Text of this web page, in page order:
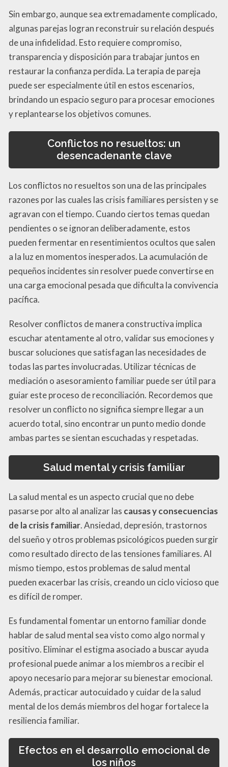
Sin embargo, aunque sea extremadamente complicado,
algunas parejas logran reconstruir su relación después
de una infidelidad. Esto requiere compromiso,
transparencia y disposición para trabajar juntos en
restaurar la confianza perdida. La terapia de pareja
puede ser especialmente útil en estos escenarios,
brindando un espacio seguro para procesar emociones
y replantearse los objetivos comunes.
Conflictos no resueltos: un
desencadenante clave
Los conflictos no resueltos son una de las principales
razones por las cuales las crisis familiares persisten y se
agravan con el tiempo. Cuando ciertos temas quedan
pendientes o se ignoran deliberadamente, estos
pueden fermentar en resentimientos ocultos que salen
a la luz en momentos inesperados. La acumulación de
pequeños incidentes sin resolver puede convertirse en
una carga emocional pesada que dificulta la convivencia
pacífica.
Resolver conflictos de manera constructiva implica
escuchar atentamente al otro, validar sus emociones y
buscar soluciones que satisfagan las necesidades de
todas las partes involucradas. Utilizar técnicas de
mediación o asesoramiento familiar puede ser útil para
guiar este proceso de reconciliación. Recordemos que
resolver un conflicto no significa siempre llegar a un
acuerdo total, sino encontrar un punto medio donde
ambas partes se sientan escuchadas y respetadas.
Salud mental y crisis familiar
La salud mental es un aspecto crucial que no debe
pasarse por alto al analizar las causas y consecuencias
de la crisis familiar. Ansiedad, depresión, trastornos
del sueño y otros problemas psicológicos pueden surgir
como resultado directo de las tensiones familiares. Al
mismo tiempo, estos problemas de salud mental
pueden exacerbar las crisis, creando un ciclo vicioso que
es difícil de romper.
Es fundamental fomentar un entorno familiar donde
hablar de salud mental sea visto como algo normal y
positivo. Eliminar el estigma asociado a buscar ayuda
profesional puede animar a los miembros a recibir el
apoyo necesario para mejorar su bienestar emocional.
Además, practicar autocuidado y cuidar de la salud
mental de los demás miembros del hogar fortalece la
resiliencia familiar.
Efectos en el desarrollo emocional de
los niños